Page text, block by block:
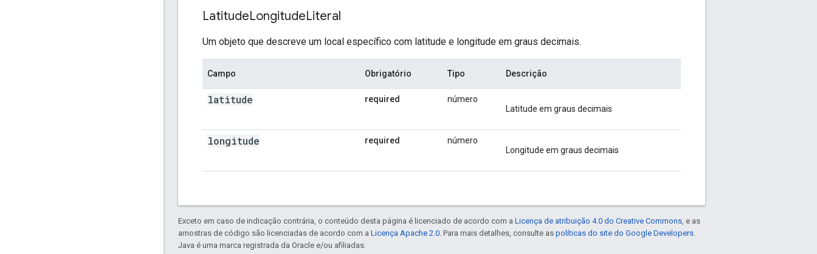
LatitudeLongitudeLiteral
Um objeto que descreve um local específico com latitude e longitude em graus decimais.
Campo Obrigatório Tipo Descrição
latitude required
número
Latitude em graus decimais
longitude required
número
Longitude em graus decimais
Exceto em caso de indicação contrária, o conteúdo desta página é licenciado de acordo com a Licença de atribuição 4.0 do Creative Commons , e as
amostras de código são licenciadas de acordo com a Licença Apache 2.0 . Para mais detalhes, consulte as políticas do site do Google Developers
Java é uma marca registrada da Oracle e/ou afiliadas.